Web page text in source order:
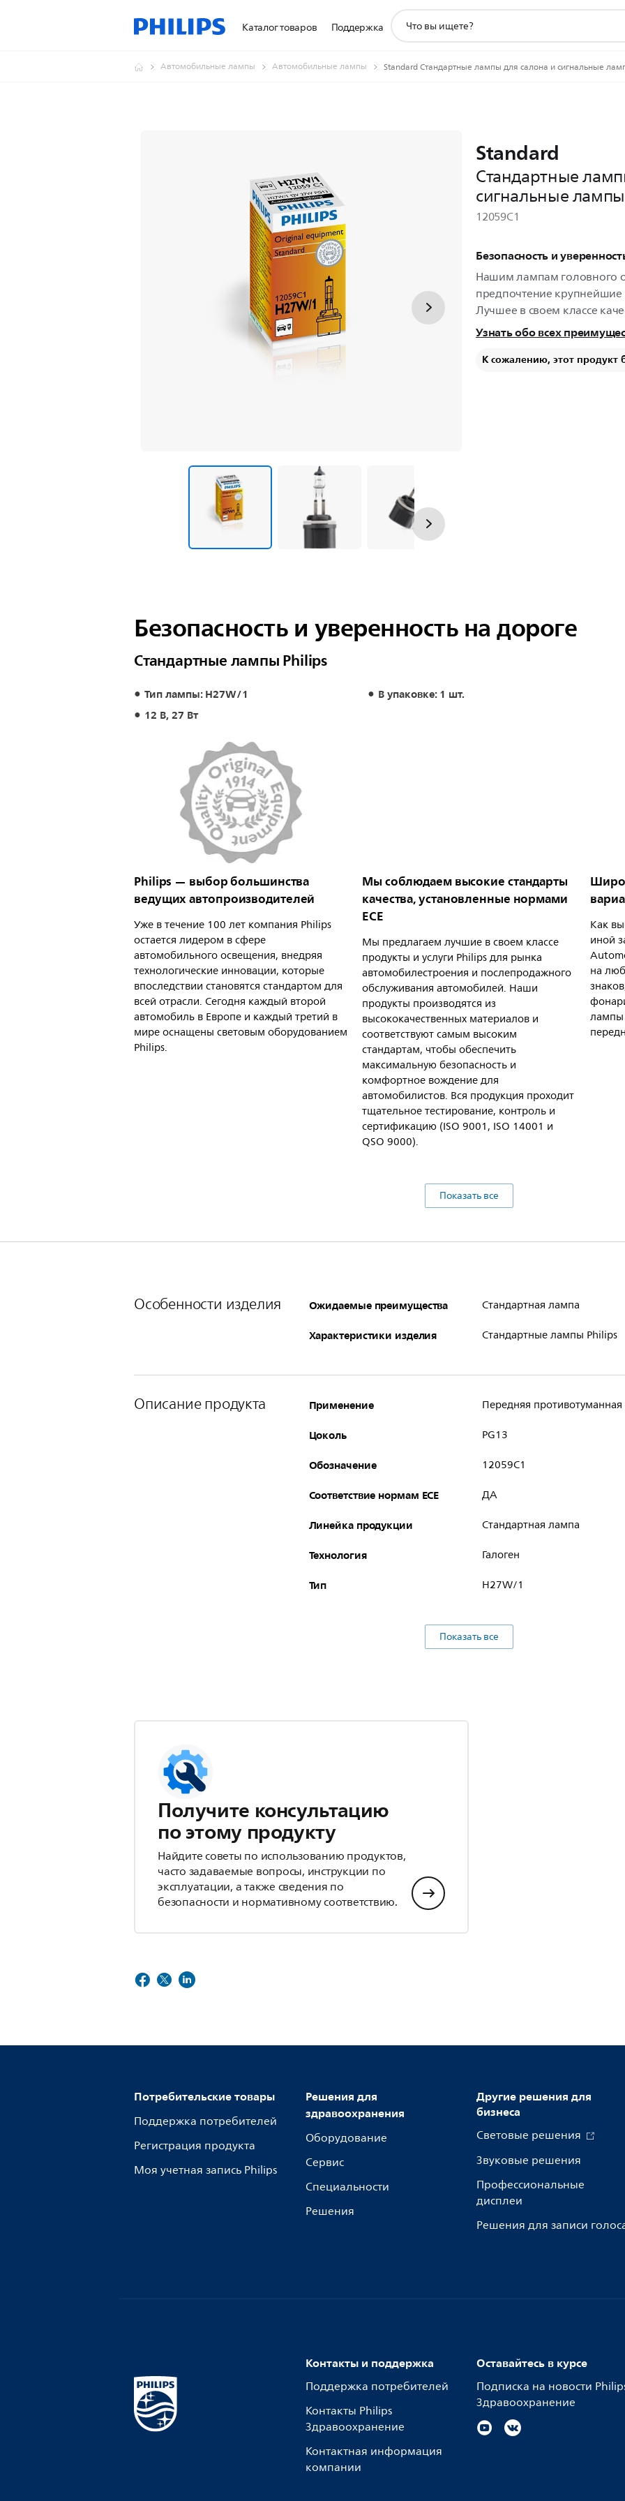
Каталог товаров Поддержка
поддержки
Автомобильные лампы Автомобильные лампы Standard Стандартные лампы для салона и сигнальные
Standard
Стандартные
сигнальные лампы
12059C1
Безопасность и
Нашим лампам головного
предпочтение
Лучшее в своем классе
Узнать обо всех
К сожалению, этот продукт
Безопасность и уверенность на дороге
Стандартные лампы Philips
Тип лампы: H27W/1
В упаковке: 1 шт.
12 В, 27 Вт
Philips — выбор большинства
ведущих автопроизводителей
Уже в течение 100 лет компания Philips
остается лидером в сфере
автомобильного освещения, внедряя
технологические инновации, которые
впоследствии становятся стандартом для
всей отрасли. Сегодня каждый второй
автомобиль в Европе и каждый третий в
мире оснащены световым оборудованием
Philips.
Мы соблюдаем высокие стандарты
качества, установленные нормами
ECE
Мы предлагаем лучшие в своем классе
продукты и услуги Philips для рынка
автомобилестроения и послепродажного
обслуживания автомобилей. Наши
продукты производятся из
высококачественных материалов и
соответствуют самым высоким
стандартам, чтобы обеспечить
максимальную безопасность и
комфортное вождение для
автомобилистов. Вся продукция проходит
тщательное тестирование, контроль и
сертификацию (ISO 9001, ISO 14001 и
QSO 9000).
Как
иной
на
лампы
Показать все
Особенности изделия Ожидаемые преимущества Стандартная лампа
Характеристики изделия Стандартные лампы Philips
Описание продукта Применение Передняя
Цоколь PG13
Обозначение 12059C1
Соответствие нормам ECE ДА
Линейка продукции Стандартная лампа
Технология Галоген
Тип H27W/1
Показать все
Получите консультацию
по этому продукту
Найдите советы по использованию продуктов,
часто задаваемые вопросы, инструкции по
эксплуатации, а также сведения по
безопасности и нормативному соответствию.
Потребительские товары
Поддержка потребителей
Регистрация продукта
Моя учетная запись Philips
Решения для
здравоохранения
Оборудование
Сервис
Специальности
Решения
Другие решения для
бизнеса
Световые решения
Звуковые решения
Профессиональные
дисплеи
Решения для записи
Контакты и поддержка
Поддержка потребителей
Контакты Philips
Здравоохранение
Контактная информация
компании
Оставайтесь в курсе
Подписка на новости
Здравоохранение